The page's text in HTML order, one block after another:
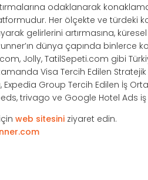
odaklanarak
Her ölçekte ve türdeki
gelirlerini artırmasına,
dünya çapında
Jolly, TatilSepeti.com gibi
Visa Tercih Edilen
Group Tercih Edilen İş
trivago ve Google Hotel Ads iş
web sitesini ziyaret edin.